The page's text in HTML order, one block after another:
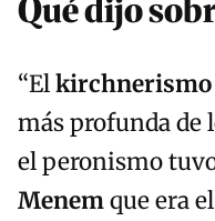
Qué dijo
“Elkirchnerismo
más profunda de
el peronismo
Menemque era